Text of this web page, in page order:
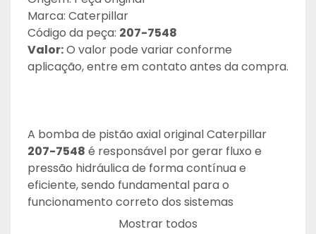
Marca: Caterpillar
Código da peça: 207-7548
Valor: O valor pode variar conforme
aplicação, entre em contato antes da compra.
207-7548 é responsável por gerar fluxo e
pressão hidráulica de forma contínua e
eficiente, sendo fundamental para o
funcionamento correto dos sistemas
hidráulicos do equipamento. Seu desempenho
Mostrar todos